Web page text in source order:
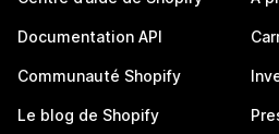
Documentation API
Communauté Shopify
Le blog de Shopify